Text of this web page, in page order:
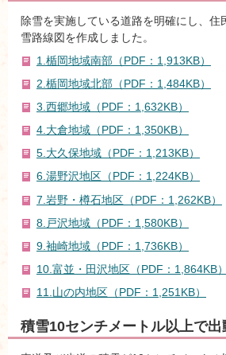
除雪を実施している道路を明確にし、住
雪路線図を作成しました。
1.楯岡地域南部（PDF：1,913KB）
2.楯岡地域北部（PDF：1,484KB）
3.西郷地域（PDF：1,632KB）
4.大倉地域（PDF：1,350KB）
5.大久保地域（PDF：1,213KB）
6.湯野沢地区（PDF：1,224KB）
7.岩野・樽石地区（PDF：1,262KB）
8.戸沢地域（PDF：1,580KB）
9.袖崎地域（PDF：1,736KB）
10.富並・田沢地区（PDF：1,864KB）
11.山の内地区（PDF：1,251KB）
積雪10センチメートル以上で出